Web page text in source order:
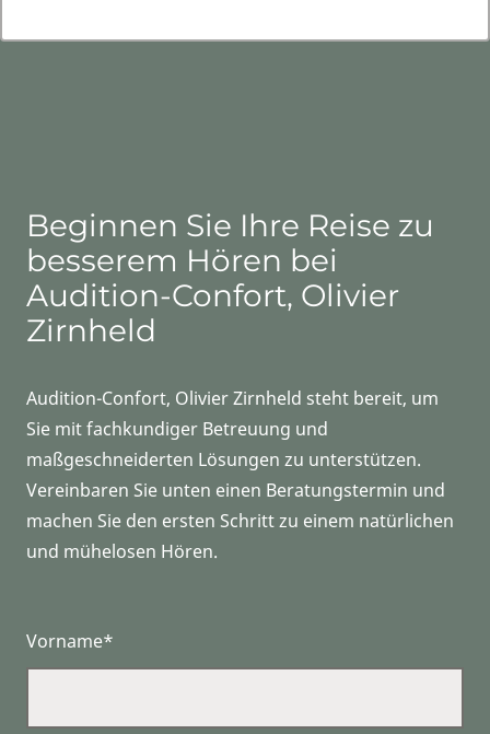
Beginnen Sie Ihre Reise zu
besserem Hören bei
Audition-Confort, Olivier
Zirnheld
Audition-Confort, Olivier Zirnheld steht bereit, um
Sie mit fachkundiger Betreuung und
maßgeschneiderten Lösungen zu unterstützen.
Vereinbaren Sie unten einen Beratungstermin und
machen Sie den ersten Schritt zu einem natürlichen
und mühelosen Hören.
Vorname*